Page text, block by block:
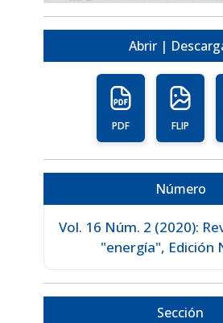
Abrir |
PDF FLIP
Número
Vol. 16 Núm. 2 (2020):
"energía", Edición
Sección